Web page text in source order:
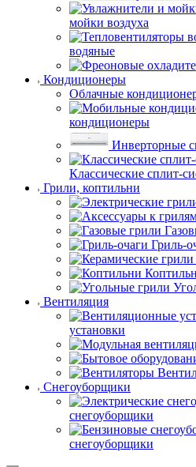
мойки воздуха
водяные
Кондиционеры
Облачные
кондиционеры
Инверторные
Классические сплит-
Грили, коптильни
Гриль-
Вентиляция
установки
Снегоуборщики
снегоуборщики
снегоуборщики